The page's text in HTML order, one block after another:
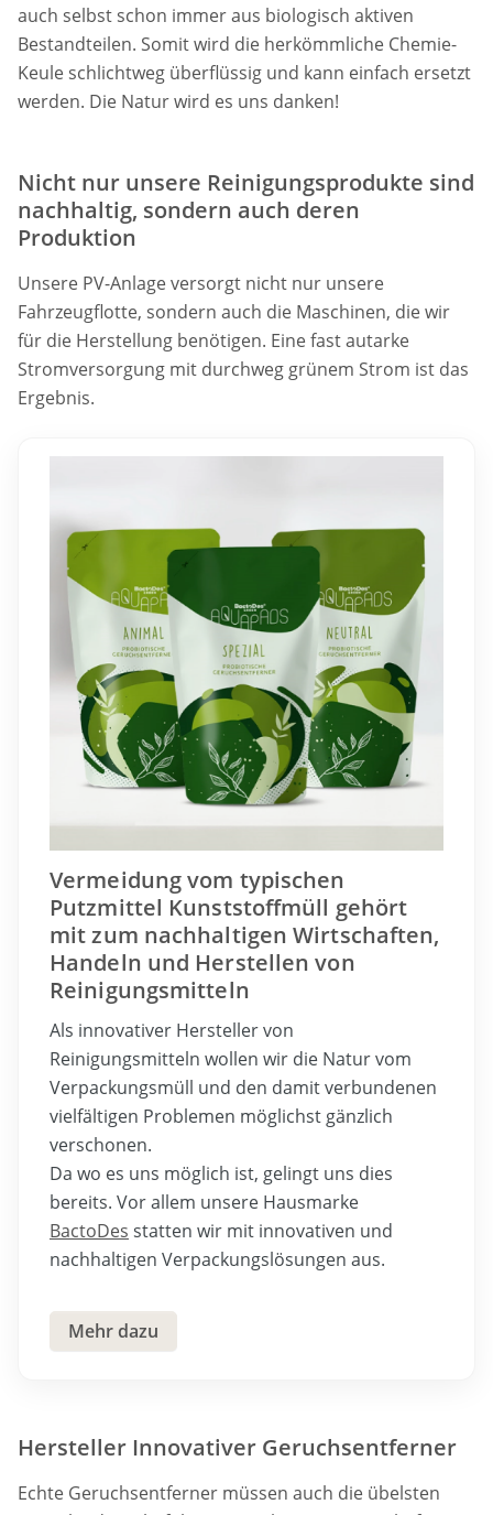
auch selbst schon immer aus biologisch aktiven
Bestandteilen. Somit wird die herkömmliche Chemie-
Keule schlichtweg überflüssig und kann einfach ersetzt
werden. Die Natur wird es uns danken!
Nicht nur unsere Reinigungsprodukte sind
nachhaltig, sondern auch deren
Produktion
Unsere PV-Anlage versorgt nicht nur unsere
Fahrzeugflotte, sondern auch die Maschinen, die wir
für die Herstellung benötigen. Eine fast autarke
Stromversorgung mit durchweg grünem Strom ist das
Ergebnis.
Vermeidung vom typischen
Putzmittel Kunststoffmüll gehört
mit zum nachhaltigen Wirtschaften,
Handeln und Herstellen von
Reinigungsmitteln
Als innovativer Hersteller von
Reinigungsmitteln wollen wir die Natur vom
Verpackungsmüll und den damit verbundenen
vielfältigen Problemen möglichst gänzlich
verschonen.
Da wo es uns möglich ist, gelingt uns dies
bereits. Vor allem unsere Hausmarke
BactoDes statten wir mit innovativen und
nachhaltigen Verpackungslösungen aus.
Mehr dazu
Hersteller Innovativer Geruchsentferner
Echte Geruchsentferner müssen auch die übelsten